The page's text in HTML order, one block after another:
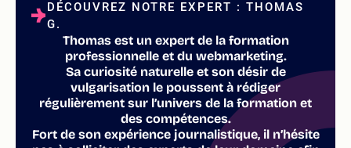
DÉCOUVREZ NOTRE EXPERT : THOMAS
G.
Thomas est un expert de la formation
professionnelle et du webmarketing.
Sa curiosité naturelle et son désir de
vulgarisation le poussent à rédiger
régulièrement sur l’univers de la formation et
des compétences.
Fort de son expérience journalistique, il n’hésite